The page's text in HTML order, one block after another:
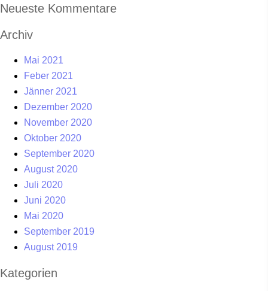
Neueste Kommentare
Archiv
Mai 2021
Feber 2021
Jänner 2021
Dezember 2020
November 2020
Oktober 2020
September 2020
August 2020
Juli 2020
Juni 2020
Mai 2020
September 2019
August 2019
Kategorien